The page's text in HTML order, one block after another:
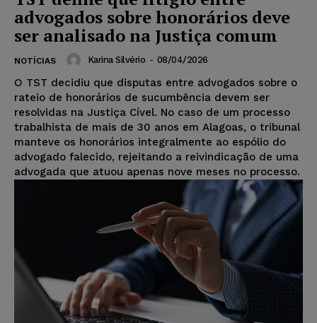
advogados sobre honorários deve
ser analisado na Justiça comum
NOTÍCIAS Karina Silvério - 08/04/2026
O TST decidiu que disputas entre advogados sobre o
rateio de honorários de sucumbência devem ser
resolvidas na Justiça Cível. No caso de um processo
trabalhista de mais de 30 anos em Alagoas, o tribunal
manteve os honorários integralmente ao espólio do
advogado falecido, rejeitando a reivindicação de uma
advogada que atuou apenas nove meses no processo.